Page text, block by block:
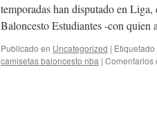
temporadas han disputado en
Baloncesto Estudiantes -con
Publicado en Uncategorized | Etiquetado
camisetas baloncesto nba | Comentarios